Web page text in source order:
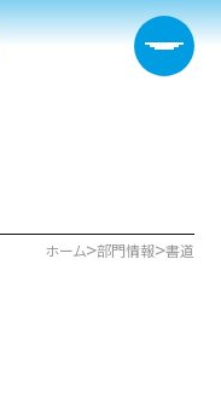
ホーム>部門情報>書道